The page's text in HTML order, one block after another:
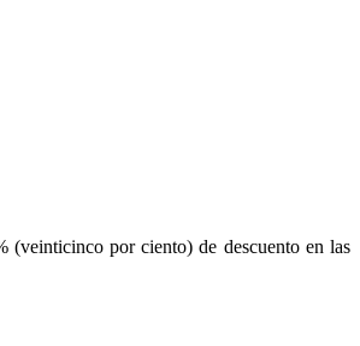
por ciento) de descuento en las